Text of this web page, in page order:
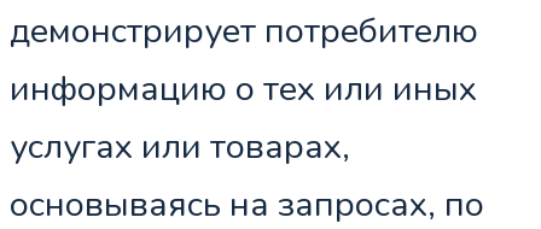
демонстрирует потребителю
информацию о тех или иных
услугах или товарах,
основываясь на запросах, по